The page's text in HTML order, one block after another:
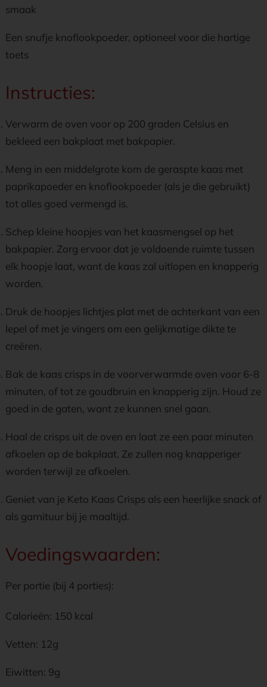
smaak
Een snufje knoflookpoeder, optioneel voor die hartige
toets
Instructies:
Verwarm de oven voor op 200 graden Celsius en
bekleed een bakplaat met bakpapier.
Meng in een middelgrote kom de geraspte kaas met
paprikapoeder en knoflookpoeder (als je die gebruikt)
tot alles goed vermengd is.
Schep kleine hoopjes van het kaasmengsel op het
bakpapier. Zorg ervoor dat je voldoende ruimte tussen
elk hoopje laat, want de kaas zal uitlopen en knapperig
worden.
Druk de hoopjes lichtjes plat met de achterkant van een
lepel of met je vingers om een gelijkmatige dikte te
creëren.
Bak de kaas crisps in de voorverwarmde oven voor 6-8
minuten, of tot ze goudbruin en knapperig zijn. Houd ze
goed in de gaten, want ze kunnen snel gaan.
Haal de crisps uit de oven en laat ze een paar minuten
afkoelen op de bakplaat. Ze zullen nog knapperiger
worden terwijl ze afkoelen.
Geniet van je Keto Kaas Crisps als een heerlijke snack of
als garnituur bij je maaltijd.
Voedingswaarden:
Per portie (bij 4 porties):
Calorieën: 150 kcal
Vetten: 12g
Eiwitten: 9g